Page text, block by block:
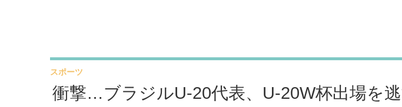
衝撃…ブラジルU-20代表、U-20W杯出場を
スポーツ